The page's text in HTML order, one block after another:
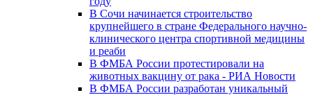
В Сочи начинается строительство
крупнейшего в стране Федерального научно-
клинического центра спортивной медицины
и реаби
В ФМБА России протестировали на
животных вакцину от рака - РИА Новости
В ФМБА России разработан уникальный